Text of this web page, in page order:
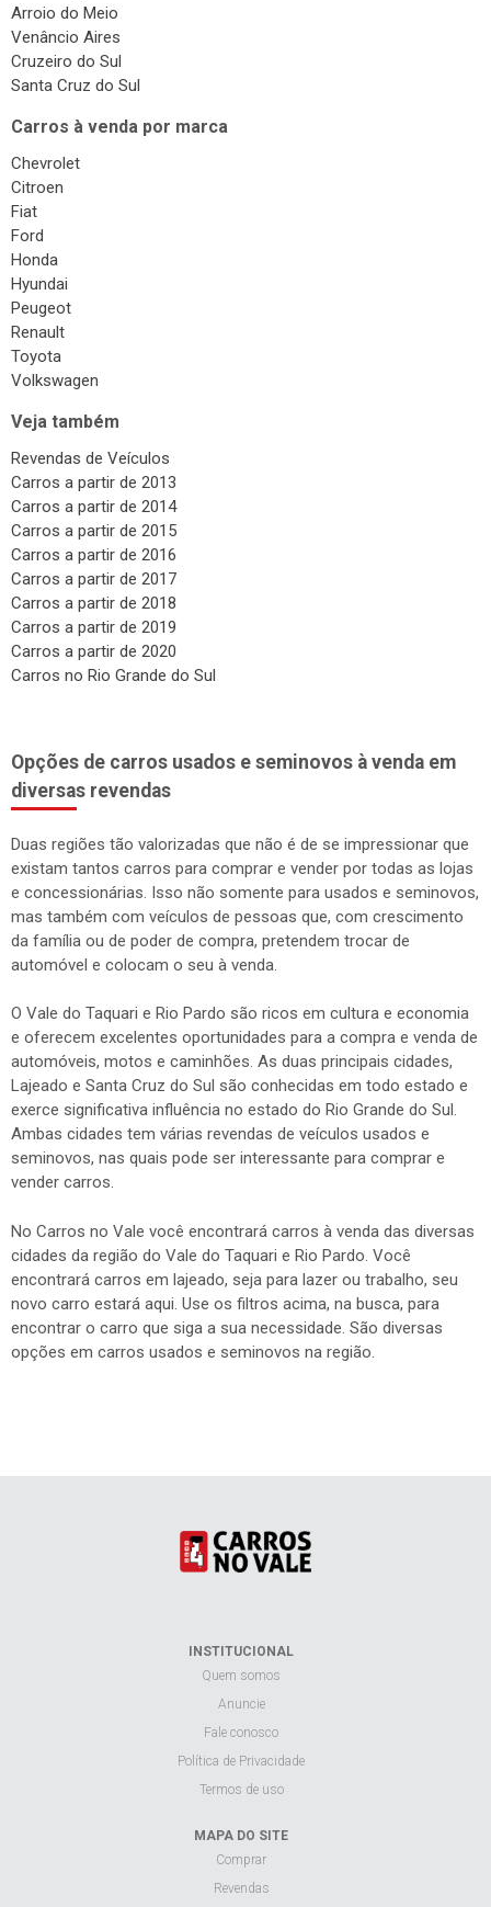
Gás Veicular
Arroio do Meio
Venâncio Aires
Cruzeiro do Sul
Santa Cruz do Sul
Carros à venda por marca
Chevrolet
Citroen
Fiat
Ford
Honda
Hyundai
Peugeot
Renault
Toyota
Volkswagen
Veja também
Revendas de Veículos
Carros a partir de 2013
Carros a partir de 2014
Carros a partir de 2015
Carros a partir de 2016
Carros a partir de 2017
Carros a partir de 2018
Carros a partir de 2019
Carros a partir de 2020
Carros no Rio Grande do Sul
Opções de carros usados e seminovos à venda em
diversas revendas
Duas regiões tão valorizadas que não é de se impressionar que
existam tantos carros para comprar e vender por todas as lojas
e concessionárias. Isso não somente para usados e seminovos,
mas também com veículos de pessoas que, com crescimento
da família ou de poder de compra, pretendem trocar de
automóvel e colocam o seu à venda.
O Vale do Taquari e Rio Pardo são ricos em cultura e economia
e oferecem excelentes oportunidades para a compra e venda de
automóveis, motos e caminhões. As duas principais cidades,
Lajeado e Santa Cruz do Sul são conhecidas em todo estado e
exerce significativa influência no estado do Rio Grande do Sul.
Ambas cidades tem várias revendas de veículos usados e
seminovos, nas quais pode ser interessante para comprar e
vender carros.
No Carros no Vale você encontrará carros à venda das diversas
cidades da região do Vale do Taquari e Rio Pardo. Você
encontrará carros em lajeado, seja para lazer ou trabalho, seu
novo carro estará aqui. Use os filtros acima, na busca, para
encontrar o carro que siga a sua necessidade. São diversas
opções em carros usados e seminovos na região.
INSTITUCIONAL
Quem somos
Anuncie
Fale conosco
Política de Privacidade
Termos de uso
MAPA DO SITE
Comprar
Revendas